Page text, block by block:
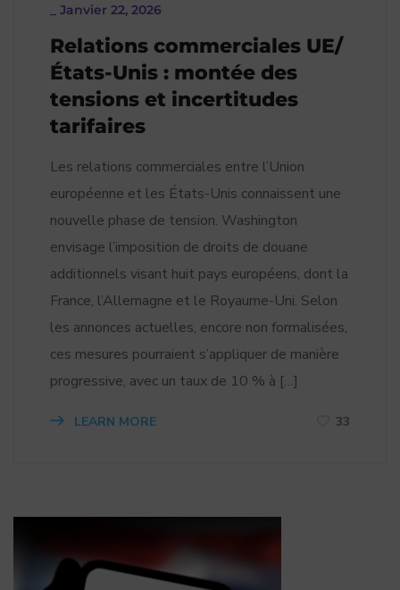
Janvier 22, 2026
Relations commerciales UE/
États-Unis : montée des
tensions et incertitudes
tarifaires
Les relations commerciales entre l’Union
européenne et les États-Unis connaissent une
nouvelle phase de tension. Washington
envisage l’imposition de droits de douane
additionnels visant huit pays européens, dont la
France, l’Allemagne et le Royaume-Uni. Selon
les annonces actuelles, encore non formalisées,
ces mesures pourraient s’appliquer de manière
progressive, avec un taux de 10 % à […]
LEARN MORE 33